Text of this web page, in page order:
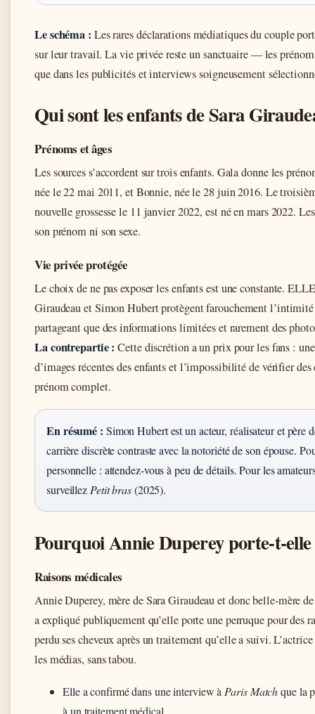
Le schéma : Les rares déclarations médiatiques du couple
sur leur travail. La vie privée reste un sanctuaire — les
que dans les publicités et interviews soigneusement
Qui sont les enfants de Sara
Prénoms et âges
Les sources s’accordent sur trois enfants. Gala donne les
née le 22 mai 2011, et Bonnie, née le 28 juin 2016. Le
nouvelle grossesse le 11 janvier 2022, est né en mars 2022.
son prénom ni son sexe.
Vie privée protégée
Le choix de ne pas exposer les enfants est une constante.
Giraudeau et Simon Hubert protègent farouchement
partageant que des informations limitées et rarement des
La contrepartie : Cette discrétion a un prix pour les fans :
d’images récentes des enfants et l’impossibilité de vérifier
prénom complet.
En résumé : Simon Hubert est un acteur, réalisateur et père
carrière discrète contraste avec la notoriété de son épouse.
personnelle : attendez-vous à peu de détails. Pour les
surveillez Petit bras(2025).
Pourquoi Annie Duperey porte-t-
Raisons médicales
Annie Duperey, mère de Sara Giraudeau et donc belle-mère
a expliqué publiquement qu’elle porte une perruque pour des
perdu ses cheveux après un traitement qu’elle a suivi.
les médias, sans tabou.
Elle a confirmé dans une interview à Paris Matchque la
à un traitement médical